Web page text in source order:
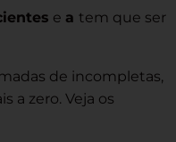
e a tem que ser
de incompletas,
a zero. Veja os